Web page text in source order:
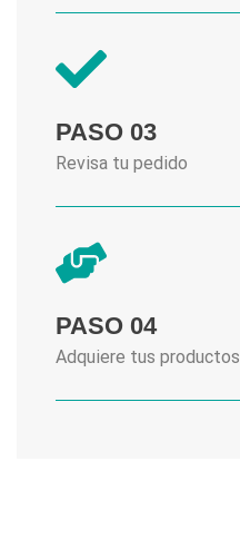
PASO 03
Revisa tu pedido
PASO 04
Adquiere tus productos